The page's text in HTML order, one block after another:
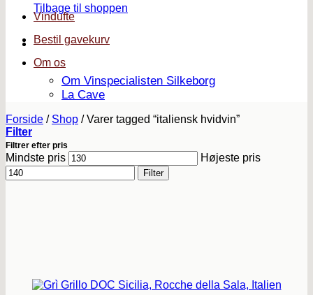
Tilbage til shoppen
Vindufte
Bestil gavekurv
Om os
Om Vinspecialisten Silkeborg
La Cave
Forside / Shop /Varer tagged “italiensk hvidvin”
Filter
Filtrer efter pris
Mindste pris Højeste pris
Filter